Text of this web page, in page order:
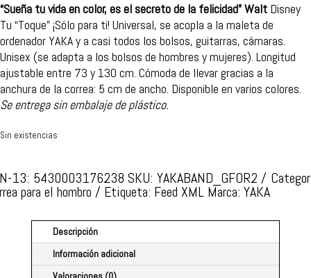
“Sueña tu vida en color, es el secreto de la felicidad” Walt Disney
Tu “Toque” ¡Sólo para ti! Universal, se acopla a la maleta de
ordenador YAKA y a casi todos los bolsos, guitarras, cámaras.
Unisex (se adapta a los bolsos de hombres y mujeres). Longitud
ajustable entre 73 y 130 cm. Cómoda de llevar gracias a la
anchura de la correa: 5 cm de ancho. Disponible en varios colores.
Se entrega sin embalaje de plástico.
Sin existencias
Añadir a favoritos
13: 5430003176238 SKU: YAKABAND_GFOR2
para el hombro Etiqueta: Feed XML Marca: YAKA
Descripción
Información adicional